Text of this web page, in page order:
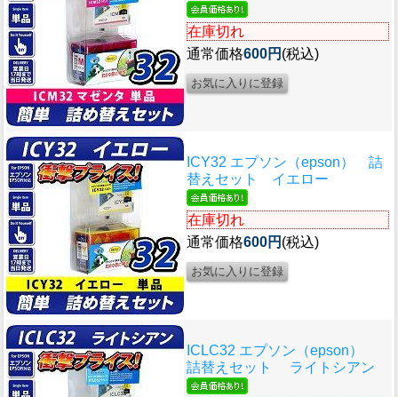
在庫切れ
通常価格600円 (税込)
ICY32 エプソン（epson） 詰
替えセット イエロー
在庫切れ
通常価格600円 (税込)
ICLC32 エプソン（epson）
詰替えセット ライトシアン